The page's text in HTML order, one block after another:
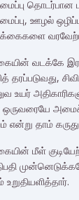
தொடர்பான
ஊழல்
வடக்கே
தரப்படுவது,
உயர்
ஒருவரையே
என்று தாம்
மீள்
உறுதியளித்தார்.